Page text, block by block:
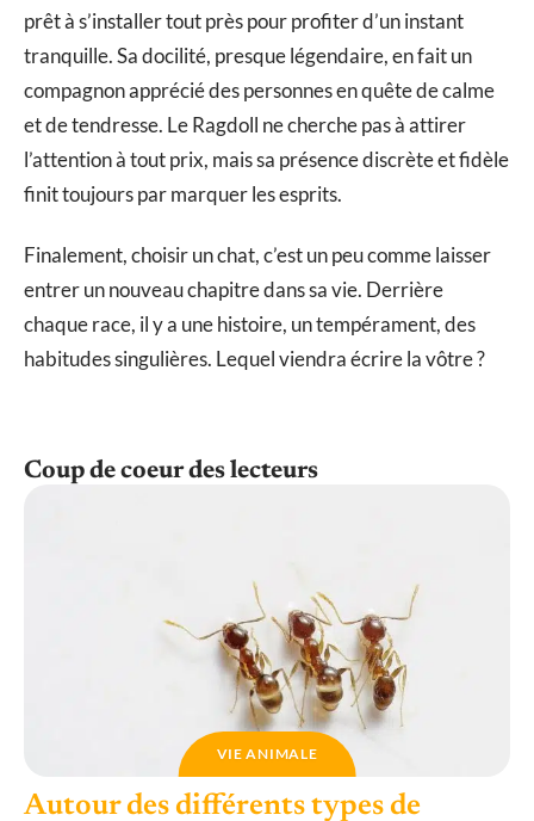
prêt à s’installer tout près pour profiter d’un instant
tranquille. Sa docilité, presque légendaire, en fait un
compagnon apprécié des personnes en quête de calme
et de tendresse. Le Ragdoll ne cherche pas à attirer
l’attention à tout prix, mais sa présence discrète et fidèle
finit toujours par marquer les esprits.
Finalement, choisir un chat, c’est un peu comme laisser
entrer un nouveau chapitre dans sa vie. Derrière
chaque race, il y a une histoire, un tempérament, des
habitudes singulières. Lequel viendra écrire la vôtre ?
Coup de coeur des lecteurs
VIE ANIMALE
Autour des différents types de